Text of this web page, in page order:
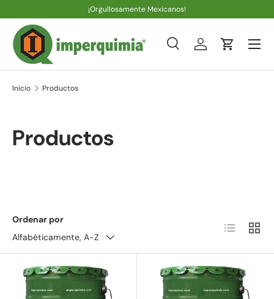
Ir al contenido
¡Orgullosamente Mexicanos!
Buscar
Tipo de producto
BuscarIniciar sesión
Carrito
Menú
Inicio Productos
Productos
Ordenar por
Alfabéticamente, A-Z
Lista